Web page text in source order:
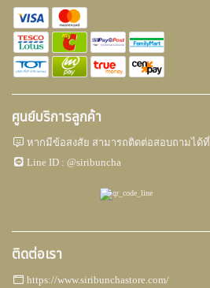
ศูนย์บริการลูกค้า
หากมีข้อสงสัย สามารถติดต่อสอบถามได้ที่
Line ID :@siribuncha
ติดต่อเรา
https://www.siribunchastore.com/